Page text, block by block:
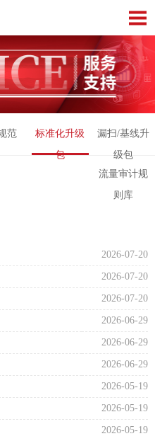
范
标准化升级
包
漏扫/基线升
级包
流量审计规
则库
2026-07-20
2026-07-20
2026-07-20
2026-06-29
2026-06-29
2026-06-29
2026-05-19
2026-05-19
2026-05-19